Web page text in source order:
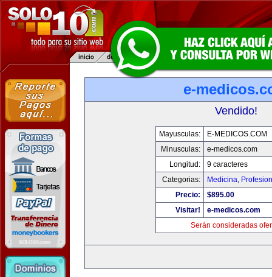
e-
Vendido!
Mayusculas:
E-MEDICOS.COM
Minusculas:
e-medicos.com
Longitud:
9 caracteres
Categorias:
Medicina,
Precio:
$895.00
Visitar!
e-medicos.com
Serán consideradas